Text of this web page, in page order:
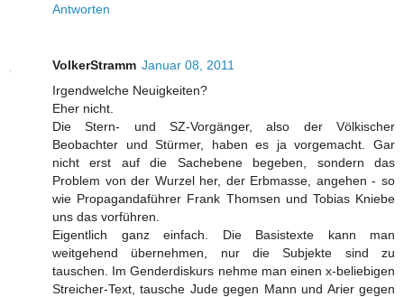
Antworten
VolkerStramm Januar 08, 2011
Irgendwelche Neuigkeiten?
Eher nicht.
Die Stern- und SZ-Vorgänger, also der Völkischer
Beobachter und Stürmer, haben es ja vorgemacht. Gar
nicht erst auf die Sachebene begeben, sondern das
Problem von der Wurzel her, der Erbmasse, angehen - so
wie Propagandaführer Frank Thomsen und Tobias Kniebe
uns das vorführen.
Eigentlich ganz einfach. Die Basistexte kann man
weitgehend übernehmen, nur die Subjekte sind zu
tauschen. Im Genderdiskurs nehme man einen x-beliebigen
Streicher-Text, tausche Jude gegen Mann und Arier gegen